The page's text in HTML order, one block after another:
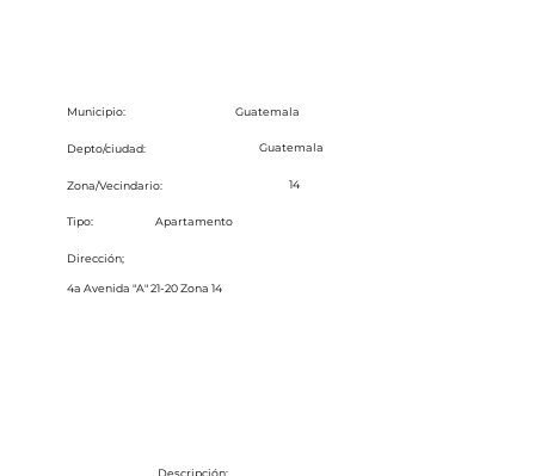
Municipio: Guatemala
Depto/ciudad: Guatemala
Zona/Vecindario: 14
Tipo: Apartamento
Dirección;
4a Avenida "A" 21-20 Zona 14
Descripción: